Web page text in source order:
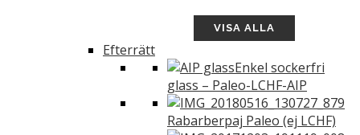
VISA ALLA
Efterrätt
Enkel sockerfri
glass – Paleo-LCHF-AIP
Rabarberpaj Paleo (ej LCHF)